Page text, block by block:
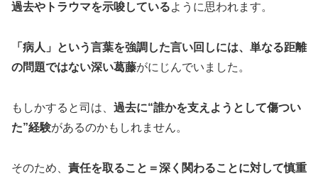
過去やトラウマを示唆しているように思われます。
「病人」という言葉を強調した言い回しには、単なる距離
の問題ではない深い葛藤がにじんでいました。
もしかすると司は、 過去に“誰かを支えようとして傷つい
た”経験があるのかもしれません。
そのため、 責任を取ること＝深く関わることに対して慎重